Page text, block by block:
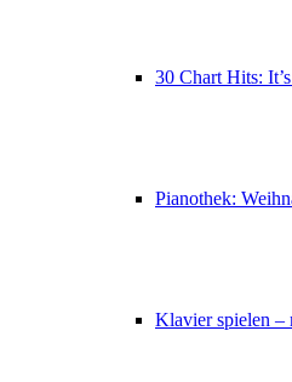
30 Chart Hits:
Pianothek:
Klavier spielen –